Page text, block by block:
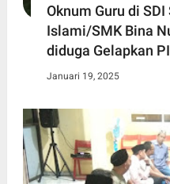
Oknum Guru di
Islami/SMK Bina
diduga Gelapkan
Januari 19, 2025